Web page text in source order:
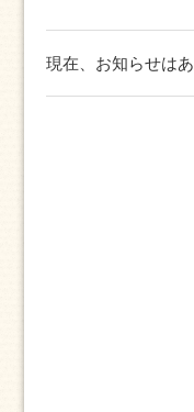
現在、お知らせはあ